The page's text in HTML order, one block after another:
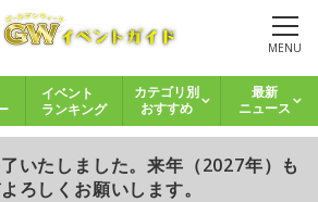
MENU
イベント
ランキング
カテゴリ別
おすすめ
最新
ニュース
いたしました。来年（2027年）も
ろしくお願いします。